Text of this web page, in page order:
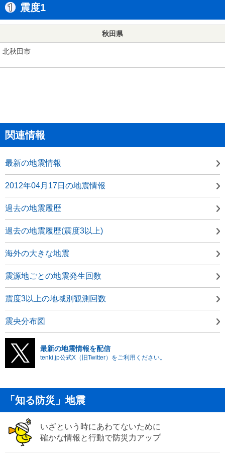
震度1
秋田県
北秋田市
関連情報
最新の地震情報
2012年04月17日の地震情報
過去の地震履歴
過去の地震履歴(震度3以上)
海外の大きな地震
震源地ごとの地震発生回数
震度3以上の地域別観測回数
震央分布図
最新の地震情報を配信
tenki.jp公式X（旧Twitter）をご利用ください。
「知る防災」地震
いざという時にあわてないために
確かな情報と行動で防災力アップ